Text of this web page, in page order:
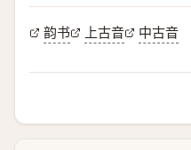
韵书 上古音 中古音